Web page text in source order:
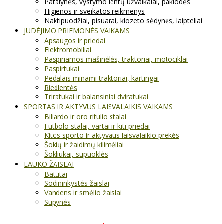
Higienos ir sveikatos reikmenys
Naktipuodžiai, pisuarai, klozeto sėdynės, laipteliai
JUDĖJIMO PRIEMONĖS VAIKAMS
Apsaugos ir priedai
Elektromobiliai
Paspiriamos mašinėlės, traktoriai, motociklai
Paspirtukai
Pedalais minami traktoriai, kartingai
Riedlentės
Triratukai ir balansiniai dviratukai
SPORTAS IR AKTYVUS LAISVALAIKIS VAIKAMS
Biliardo ir oro ritulio stalai
Futbolo stalai, vartai ir kiti priedai
Kitos sporto ir aktyvaus laisvalaikio prekės
Šokių ir žaidimų kilimėliai
Šokliukai, sūpuoklės
LAUKO ŽAISLAI
Batutai
Sodininkystės žaislai
Vandens ir smėlio žaislai
Sūpynės